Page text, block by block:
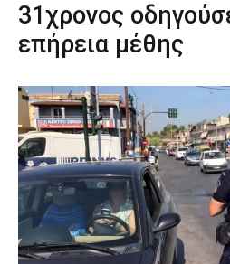
31χρονος
επήρεια μέθης